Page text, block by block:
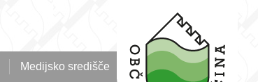
Medijsko središče